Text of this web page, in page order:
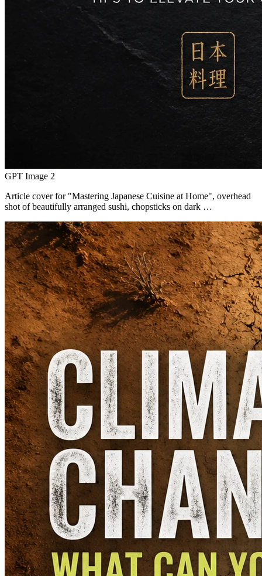
GPT Image 2
Article cover for "Mastering Japanese Cuisine at Home", overhead
shot of beautifully arranged sushi, chopsticks on dark …